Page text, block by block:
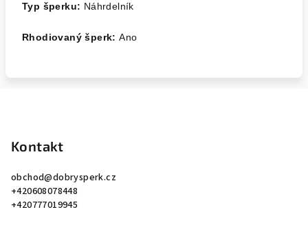
Typ šperku: Náhrdelník
Rhodiovaný šperk:Ano
Kontakt
obchod@dobrysperk.cz
+420608078448
+420777019945